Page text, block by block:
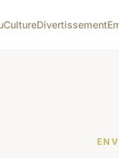
CultureDivertissement